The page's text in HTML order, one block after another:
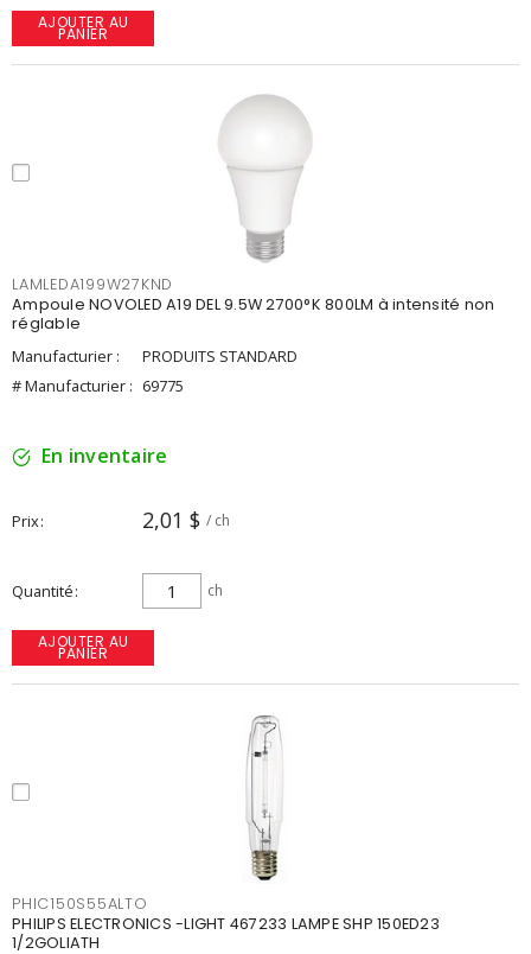
AJOUTER AU
PANIER
LAMLEDA199W27KND
Ampoule NOVOLED A19 DEL 9.5W 2700°K 800LM à intensité non
réglable
Manufacturier :
PRODUITS STANDARD
# Manufacturier : 69775
En inventaire
Prix 2,01 $ / ch
Quantité ch
AJOUTER AU
PANIER
PHIC150S55ALTO
PHILIPS ELECTRONICS -LIGHT 467233 LAMPE SHP 150ED23
1/2GOLIATH